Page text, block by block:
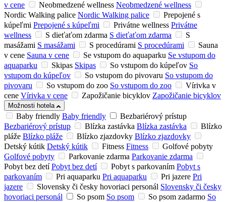
v cene
Neobmedzené wellness Neobmedzené wellness
Nordic Walking palice Nordic Walking palice
Prepojené s
kúpeľmi Prepojené s kúpeľmi Privátne wellness Privátne
wellness
S dieťaťom zdarma S dieťaťom zdarma
S
masážami S masážami S procedúrami S procedúrami
Sauna
v cene Sauna v cene Se vstupom do aquaparku Se vstupom do
aquaparku
Skipas Skipas So vstupom do kúpeľov So
vstupom do kúpeľov
So vstupom do pivovaru So vstupom do
pivovaru
So vstupom do zoo So vstupom do zoo
Vírivka v
cene Vírivka v cene Zapožičanie bicyklov Zapožičanie bicyklov
Možnosti hotela
Baby friendly Baby friendly
Bezbariérový prístup
Bezbariérový prístup
Blízka zastávka Blízka zastávka
Blízko
pláže Blízko pláže Blízko zjazdovky Blízko zjazdovky
Detský kútik Detský kútik Fitness Fitness
Golfové pobyty
Golfové pobyty
Parkovanie zdarma Parkovanie zdarma
Pobyt bez detí Pobyt bez detí Pobyt s parkovaním Pobyt s
parkovaním
Pri aquaparku Pri aquaparku Pri jazere Pri
jazere
Slovensky či česky hovoriaci personál Slovensky či česky
hovoriaci personál
So psom So psom So psom zadarmo So